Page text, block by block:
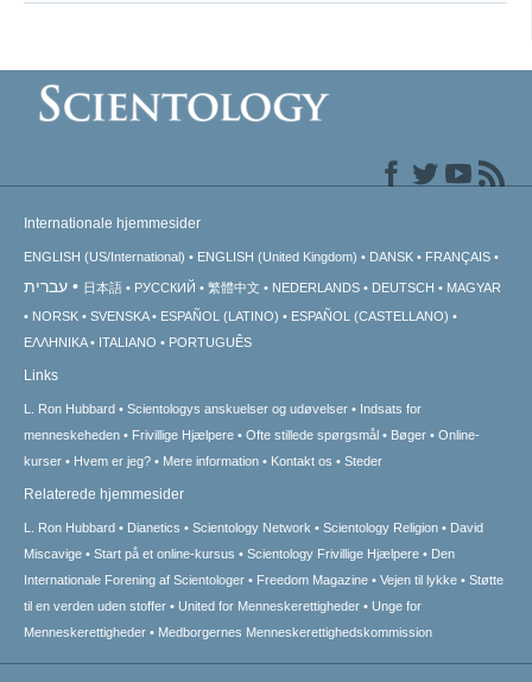
Internationale hjemmesider
ENGLISH (US/International) ENGLISH (United Kingdom) DANSK FRANÇAIS
עברית 日本語 РУССКИЙ 繁體中文 NEDERLANDS DEUTSCH
MAGYAR
NORSK
SVENSKA ESPAÑOL (LATINO)
ESPAÑOL (CASTELLANO)
ΕΛΛΗΝΙΚA
ITALIANO PORTUGUÊS
Links
L. Ron Hubbard Scientologys anskuelser og udøvelser
Indsats for
menneskeheden
Frivillige Hjælpere Ofte stillede spørgsmål Bøger
Online-
kurser
Hvem er jeg? Mere information Kontakt os Steder
Relaterede hjemmesider
L. Ron Hubbard Dianetics Scientology Network Scientology Religion
David
Miscavige
Start på et online-kursus Scientology Frivillige Hjælpere
Den
Internationale Forening af Scientologer
Freedom Magazine Vejen til lykke
Støtte
til en verden uden stoffer
United for Menneskerettigheder
Unge for
Menneskerettigheder
Medborgernes Menneskerettigheds­kommission